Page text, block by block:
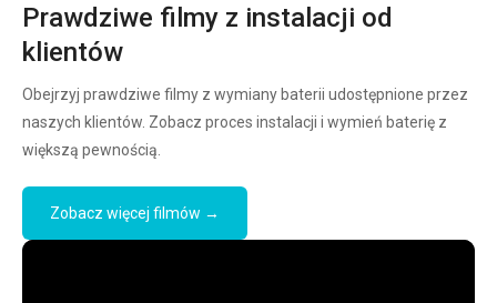
Prawdziwe filmy z instalacji od
klientów
Obejrzyj prawdziwe filmy z wymiany baterii udostępnione przez
naszych klientów. Zobacz proces instalacji i wymień baterię z
większą pewnością.
Zobacz więcej filmów →